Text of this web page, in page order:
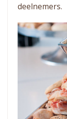
deelnemers.